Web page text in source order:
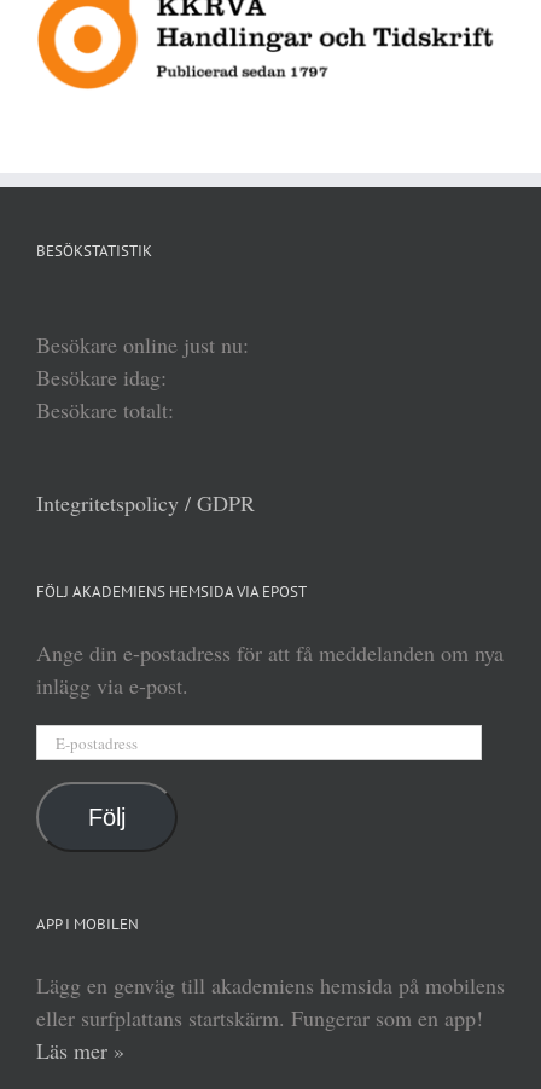
BESÖKSTATISTIK
Besökare online just nu:
Besökare idag:
Besökare totalt:
Integritetspolicy / GDPR
FÖLJ AKADEMIENS HEMSIDA VIA EPOST
Ange din e-postadress för att få meddelanden om nya
inlägg via e-post.
Följ
APP I MOBILEN
Lägg en genväg till akademiens hemsida på mobilens
eller surfplattans startskärm. Fungerar som en app!
Läs mer »